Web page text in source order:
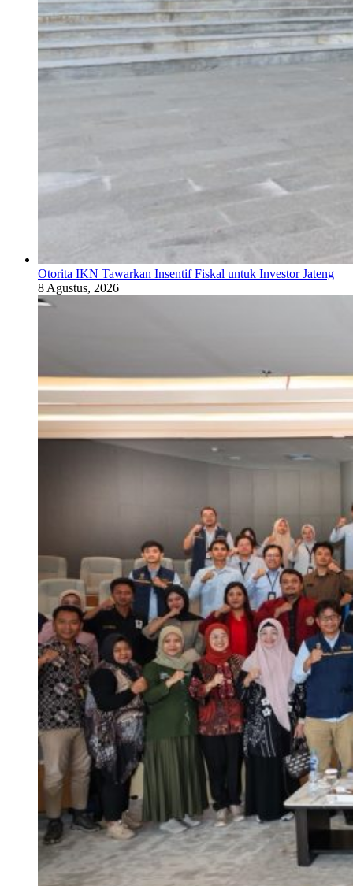
Otorita IKN Tawarkan Insentif Fiskal untuk Investor Jateng
8 Agustus, 2026